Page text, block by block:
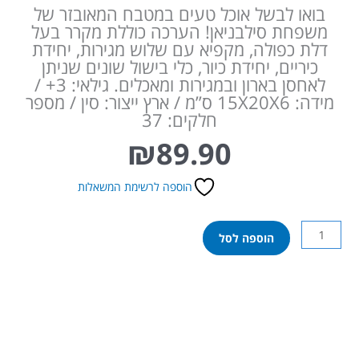
בואו לבשל אוכל טעים במטבח המאובזר של
משפחת סילבניאן! הערכה כוללת מקרר בעל
דלת כפולה, מקפיא עם שלוש מגירות, יחידת
כיריים, יחידת כיור, כלי בישול שונים שניתן
לאחסן בארון ובמגירות ומאכלים. גילאי: 3+ /
מידה: 15X20X6 ס”מ / ארץ ייצור: סין / מספר
חלקים: 37
₪89.90
הוספה לרשימת המשאלות
כמות
של
הוספה לסל